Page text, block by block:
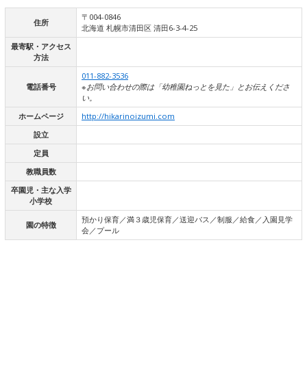
住所
〒004-0846
北海道 札幌市清田区 清田6-3-4-25
最寄駅・アクセス
方法
電話番号
011-882-3536
※お問い合わせの際は「幼稚園ねっとを見た」とお伝えくださ
い。
ホームページ
http://hikarinoizumi.com
設立
定員
教職員数
卒園児・主な入学
小学校
園の特徴
預かり保育／満３歳児保育／送迎バス／制服／給食／入園見学
会／プール